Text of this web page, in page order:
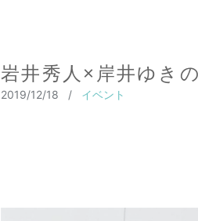
岩井秀人×岸井ゆき
2019/12/18 / イベント